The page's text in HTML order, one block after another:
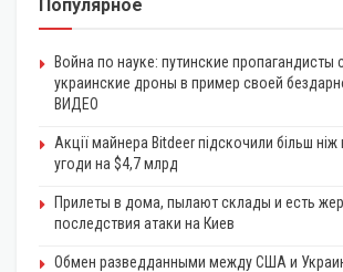
Популярное
Война по науке: путинские пропагандисты
украинские дроны в пример своей
ВИДЕО
Акції майнера Bitdeer підскочили більш ніж
угоди на $4,7 млрд
Прилеты в дома, пылают склады и есть
последствия атаки на Киев
Обмен разведданными между США и